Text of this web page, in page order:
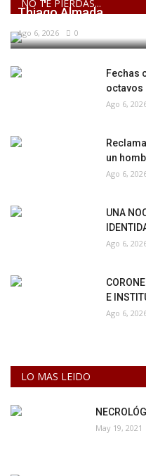
NO TE PIERDAS...
Thiago Almada
Ago 6, 2026 0
Fechas
octavos
Ago 6,
un
Ago 6,
UNA
Ago 6,
E
Ago 6,
LO MAS LEIDO
May 19, 2021